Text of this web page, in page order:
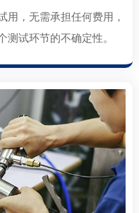
用，无需承担任何费用，
试环节的不确定性。